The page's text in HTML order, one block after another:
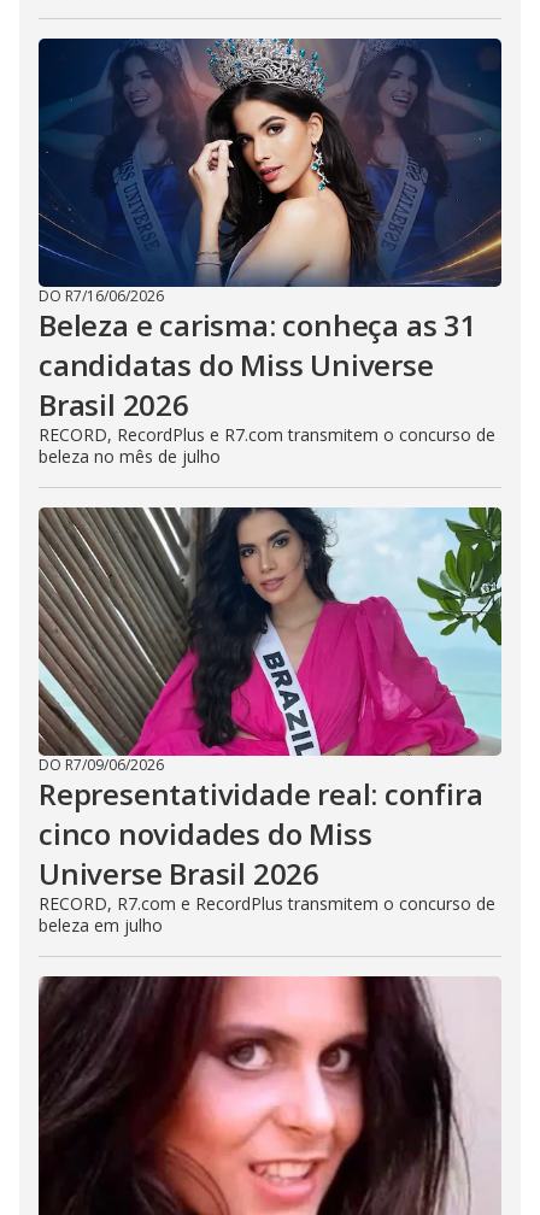
DO R7/16/06/2026
Beleza e carisma: conheça as 31
candidatas do Miss Universe
Brasil 2026
RECORD, RecordPlus e R7.com transmitem o concurso de
beleza no mês de julho
DO R7/09/06/2026
Representatividade real: confira
cinco novidades do Miss
Universe Brasil 2026
RECORD, R7.com e RecordPlus transmitem o concurso de
beleza em julho